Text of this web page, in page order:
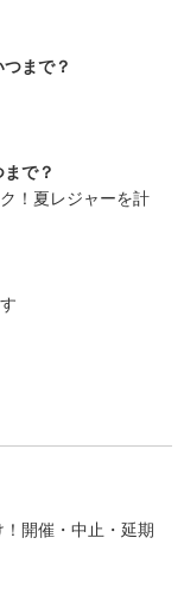
まで？
で？
！夏レジャーを計
開催・中止・延期